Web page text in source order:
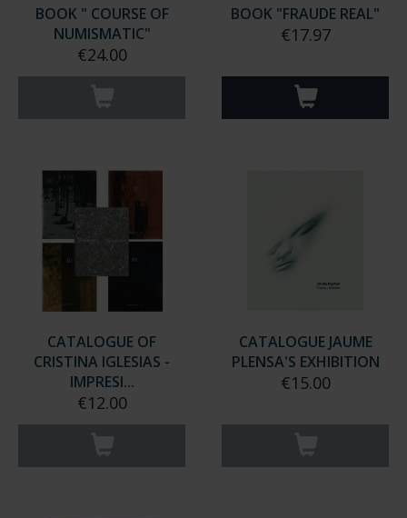
BOOK " COURSE OF
NUMISMATIC"
€24.00
BOOK "FRAUDE REAL"
€17.97
CATALOGUE OF
CRISTINA IGLESIAS -
IMPRESI...
€12.00
CATALOGUE JAUME
PLENSA'S EXHIBITION
€15.00